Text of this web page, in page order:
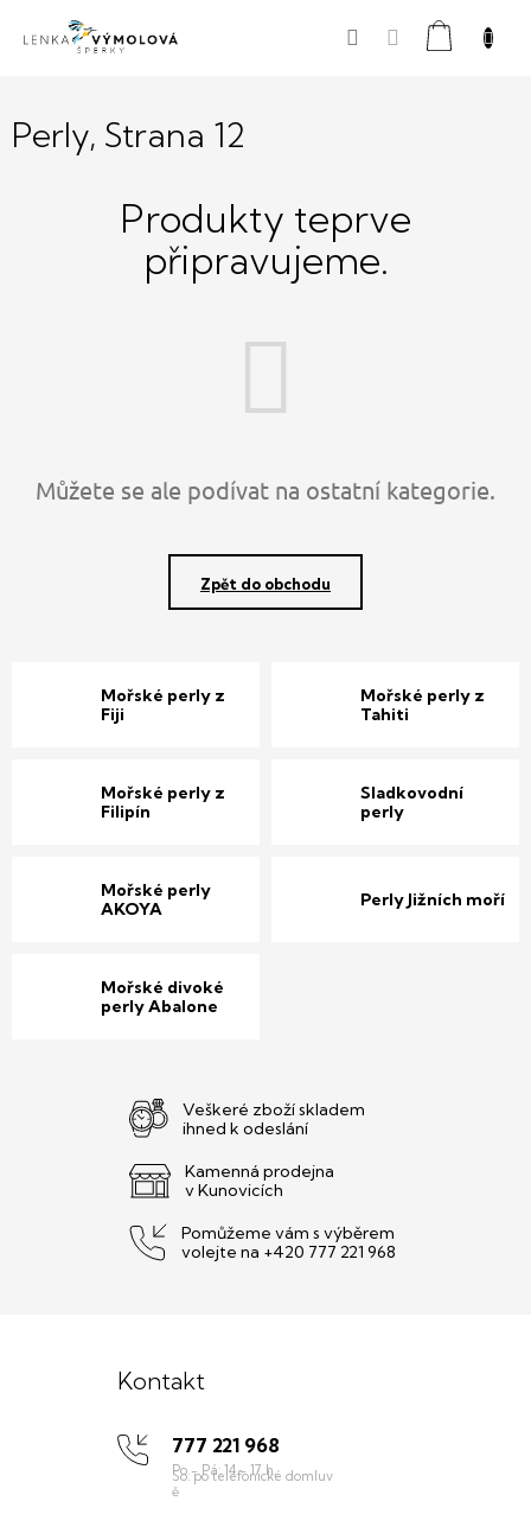
Nákupní
Perly, Strana 12
Produkty teprve
připravujeme.
Můžete se ale podívat na ostatní kategorie.
Zpět do obchodu
Mořské perly z
Fiji
Mořské perly z
Tahiti
Mořské perly z
Filipín
Sladkovodní
perly
Mořské perly
AKOYA
Perly Jižních moří
Mořské divoké
perly Abalone
Veškeré zboží skladem
ihned k odeslání
Kamenná prodejna
v Kunovicích
Pomůžeme vám s výběrem
volejte na +420 777 221 968
Kontakt
777 221 968